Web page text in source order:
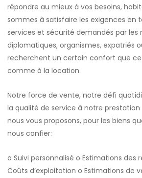
répondre au mieux à vos besoins,
sommes à satisfaire les exigences en
services et sécurité demandés par les
diplomatiques, organismes, expatriés
recherchent un certain confort que ce
comme à la location.
Notre force de vente, notre défi
la qualité de service à notre prestation
nous vous proposons, pour les biens
nous confier:
o Suivi personnalisé o Estimations des
Coûts d’exploitation o Estimations de